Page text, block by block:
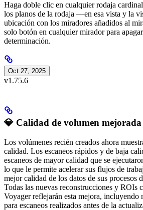
Haga doble clic en cualquier rodaja
los planos de la rodaja —en esa vista y la
ubicación con los miradores añadidos al
solo botón en cualquier mirador para
determinación.
Oct 27, 2025
v1.75.6
💎 Calidad de volumen mejorada
Los volúmenes recién creados ahora
calidad. Los escaneos rápidos y de baja
escaneos de mayor calidad que se
lo que le permite acelerar sus flujos de
mejor calidad de los datos de sus procesos
Todas las nuevas reconstrucciones y ROIs
Voyager reflejarán esta mejora, incluyendo
para escaneos realizados antes de la